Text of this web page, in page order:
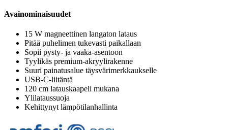
Avainominaisuudet
15 W magneettinen langaton lataus
Pitää puhelimen tukevasti paikallaan
Sopii pysty- ja vaaka-asentoon
Tyylikäs premium-akryylirakenne
Suuri painatusalue täysvärimerkkaukselle
USB-C-liitäntä
120 cm latauskaapeli mukana
Ylilataussuoja
Kehittynyt lämpötilanhallinta